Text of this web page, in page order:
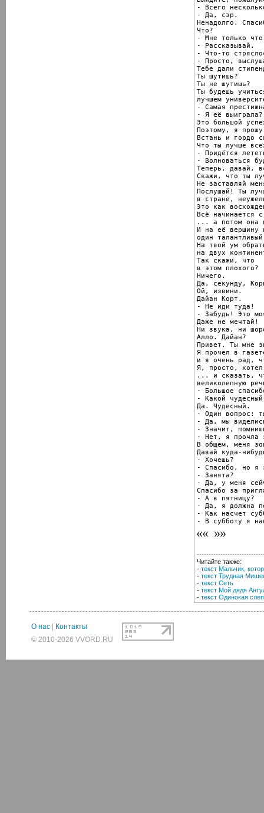
- Всего
- Да, сэр.
Ненадолго.
Что?
- Мне только
- Рассказывай.
- Что-то
- Просто,
Тебе дали
Ты шутишь?
Ты не шутишь?
Ты будешь
лучшем
- Самая
- Я её выиграла?
Это большой
Поэтому, я
Встань и гордо
Что ты лучше
- Придётся
- Волноваться
Теперь, давай,
Скажи, что ты
Не заставляй
Послушай! Ты
в стране,
Это как
Всё начинается
... а потом она
И на её вершину
один
На твой ум
на двух
Так скажи, что
в этом плохого?
Ничего.
Да, секунду,
Ой, извини.
Дайан Корт.
- Не иди туда!
- Забудь! Это
Даже не мечтай!
Ни звука, ни
Алло. Дайан?
Привет. Ты мне
Я прочел в
и я очень рад,
Я, просто,
... и сказать,
великолепную
- Большое
- Какой
Да. Чудесный.
- Один вопрос:
- Да, мы
- Значит,
- Нет, я прочла
В общем, меня
Давай куда-
- Хочешь?
- Спасибо, но я
- Занята?
- Да, у меня
Спасибо за
- А в пятницу?
- Да, я должна
- Как насчет
- В субботу я
Читайте также:
- текст Мальчик,
- текст Трудная
- текст Сеть
- текст Мой дядя
- текст Одинокая
О нас
Контакты
© 2010-2026 VVORD.RU